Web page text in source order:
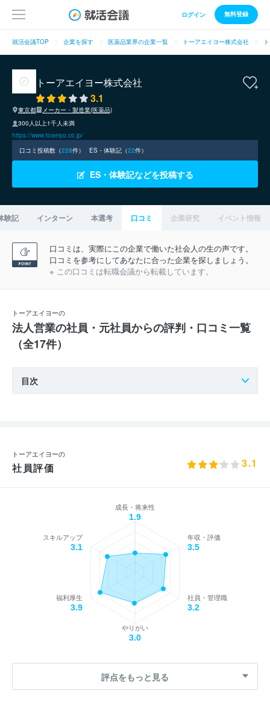
ログイン 無料登録
就活会議TOP 企業を探す 医薬品業界の企業一覧 トーアエイヨー株式会社
トーアエイヨー株式会社
3.1
東京都
メーカー・製造業(医薬品)
300人以上1千人未満
https://www.toaeiyo.co.jp/
口コミ投稿数（228件） ES・体験記（22件）
ES・体験記などを投稿する
験記 インターン 本選考 口コミ 企業研究 イベント情報
口コミは、実際にこの企業で働いた社会人の生の声です。
口コミを参考にしてあなたに合った企業を探しましょう。
※ この口コミは転職会議から転載しています。
トーアエイヨーの
法人営業の社員・元社員からの評判・口コミ一覧
（全17件）
目次
トーアエイヨーの
社員評価 3.1
成長・将来性
1.9
年収・評価
3.5
社員・管理職
3.2
やりがい
3.0
福利厚生
3.9
スキルアップ
3.1
評点をもっと見る